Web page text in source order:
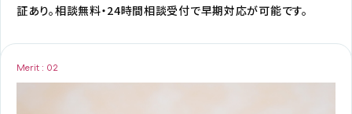
証あり。相談無料・24時間相談受付で早期対応が可能です。
Merit : 02